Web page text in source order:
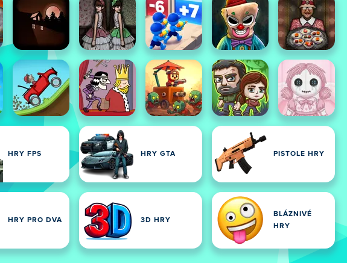
HRY FPS HRY GTA PISTOLE HRY
HRY PRO DVA 3D HRY
BLÁZNIVÉ
HRY